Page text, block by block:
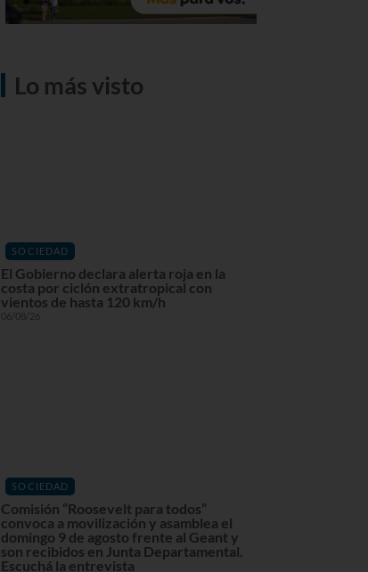
Lo más visto
SOCIEDAD
El Gobierno declara alerta roja en la
costa por ciclón extratropical con
vientos de hasta 120 km/h
06/08/26
SOCIEDAD
Comisión “Roosevelt para todos”
convoca a movilización y asamblea el
domingo 9 de agosto frente al Geant y
son recibidos en Junta Departamental.
Escuchá la entrevista